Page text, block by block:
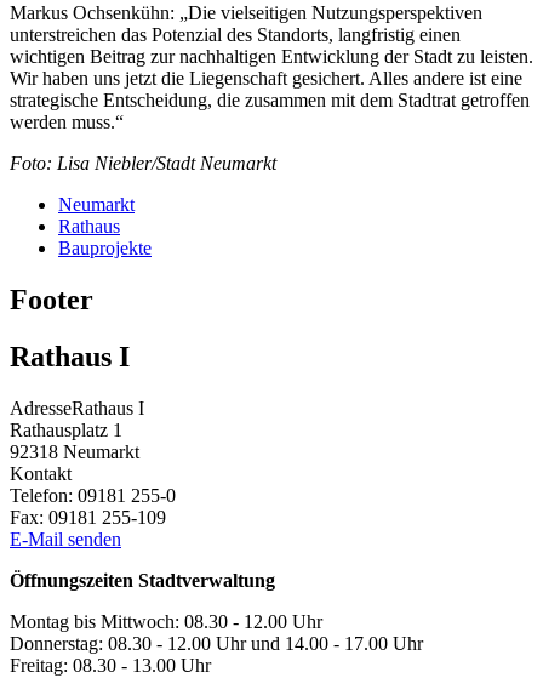
Markus Ochsenkühn: „Die vielseitigen Nutzungsperspektiven
unterstreichen das Potenzial des Standorts, langfristig einen
wichtigen Beitrag zur nachhaltigen Entwicklung der Stadt zu leisten.
Wir haben uns jetzt die Liegenschaft gesichert. Alles andere ist eine
strategische Entscheidung, die zusammen mit dem Stadtrat getroffen
werden muss.“
Foto: Lisa Niebler/Stadt Neumarkt
Neumarkt
Rathaus
Bauprojekte
Footer
Rathaus I
AdresseRathaus I
Rathausplatz 1
92318 Neumarkt
Kontakt
Telefon: 09181 255-0
Fax: 09181 255-109
E-Mail senden
Öffnungszeiten Stadtverwaltung
Montag bis Mittwoch: 08.30 - 12.00 Uhr
Donnerstag: 08.30 - 12.00 Uhr und 14.00 - 17.00 Uhr
Freitag: 08.30 - 13.00 Uhr